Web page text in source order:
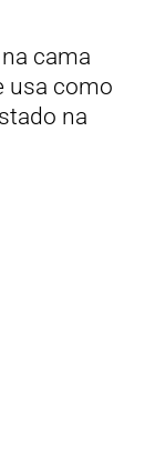
cama
usa como
na